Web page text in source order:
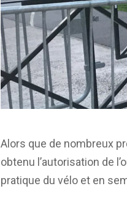
Alors que de nombreux
obtenu l’autorisation de
pratique du vélo et en